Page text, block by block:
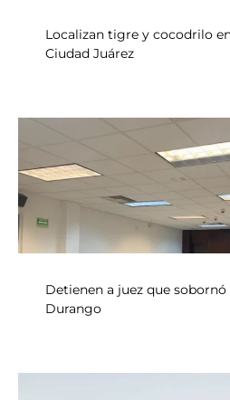
Localizan tigre y cocodrilo
Ciudad Juárez
Detienen a juez que
Durango